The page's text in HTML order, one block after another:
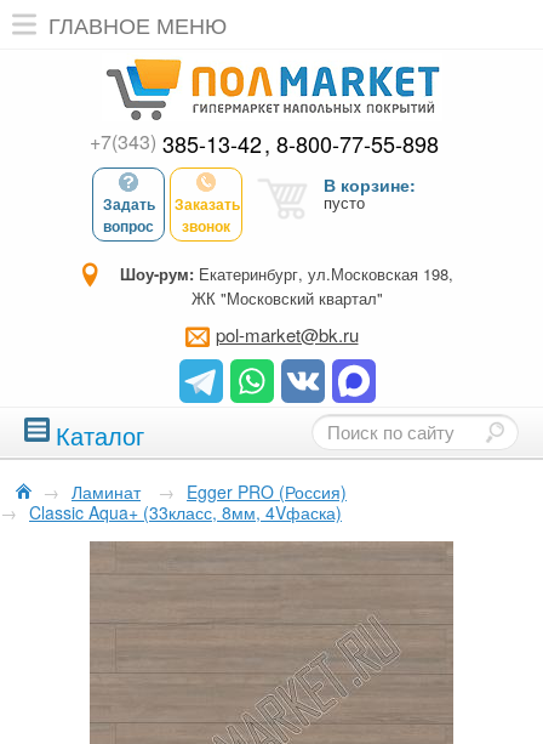
ГЛАВНОЕ МЕНЮ
+7(343) 385-13-42 8-800-77-55-898
Задать
вопрос
Заказать
звонок
В корзине:
пусто
Шоу-рум: Екатеринбург, ул.Московская 198,
ЖК "Московский квартал"
pol-market@bk.ru
Каталог
→ Ламинат → Egger PRO (Россия)
→ Classic Aqua+ (33класс, 8мм, 4Vфаска)